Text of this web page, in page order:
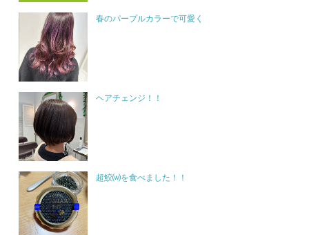
春のパープルカラーで可愛く
ヘアチェンジ！！
超鮫⒲を食べました！！